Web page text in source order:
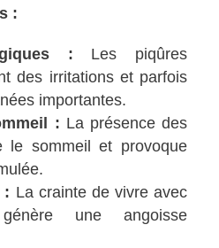
:
: Les piqûres
des irritations et parfois
importantes.
: La présence des
le sommeil et provoque
: La crainte de vivre avec
une angoisse